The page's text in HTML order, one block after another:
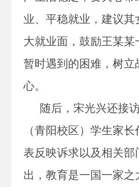
业、平稳就业，建议
大就业面，鼓励王某某
暂时遇到的困难，树立
心。
随后，宋光兴还接
（青阳校区）学生家
表反映诉求以及相关部
出，教育是一国一家